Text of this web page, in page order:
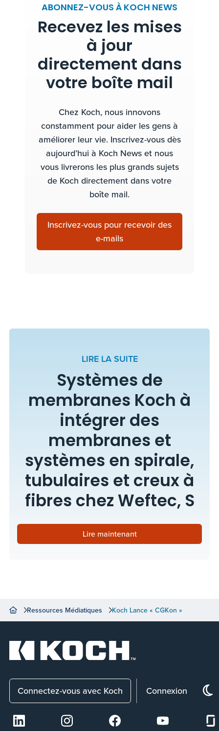
ABONNEZ-VOUS À KOCH NEWS
Recevez les mises
à jour
directement dans
votre boîte mail
Chez Koch, nous innovons
constamment pour aider les gens à
améliorer leur vie. Inscrivez-vous dès
aujourd’hui à Koch News et nous
vous livrerons les plus grands sujets
de Koch directement dans votre
boîte mail.
Inscrivez-vous pour recevoir des
e-mails
LIRE LA SUITE
Systèmes de
membranes Koch à
intégrer des
membranes et
systèmes en spirale,
tubulaires et creux à
fibres chez Weftec, S
Lire maintenant
Ressources Médiatiques Koch Lance « CGKon »
Connectez-vous avec Koch Connexion